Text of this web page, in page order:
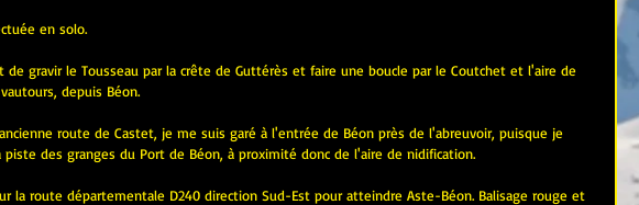
en solo.
de gravir le Tousseau par la crête de Guttérès et faire une boucle par le Coutchet et l'aire de
depuis Béon.
route de Castet, je me suis garé à l'entrée de Béon près de l'abreuvoir, puisque je
piste des granges du Port de Béon, à proximité donc de l'aire de nidification.
la route départementale D240 direction Sud-Est pour atteindre Aste-Béon. Balisage rouge et